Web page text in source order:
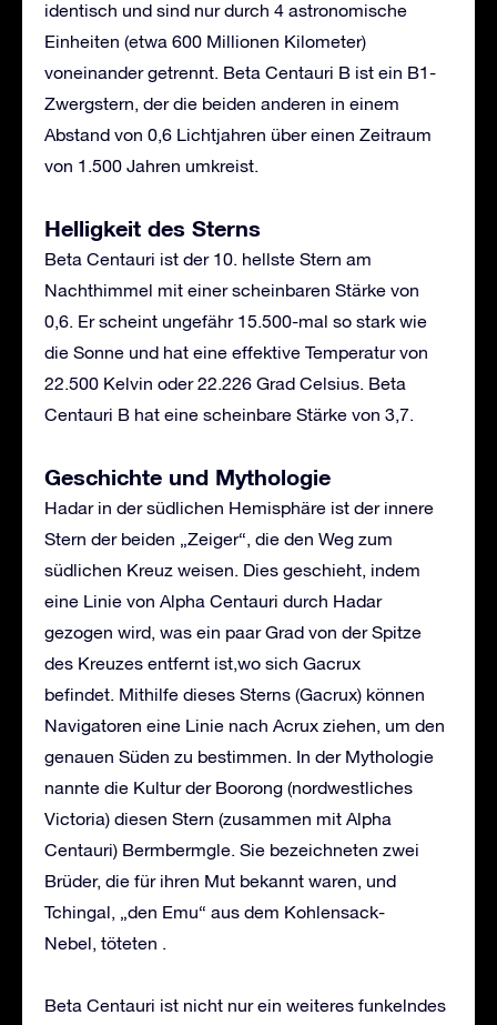
identisch und sind nur durch 4 astronomische
Einheiten (etwa 600 Millionen Kilometer)
voneinander getrennt. Beta Centauri B ist ein B1-
Zwergstern, der die beiden anderen in einem
Abstand von 0,6 Lichtjahren über einen Zeitraum
von 1.500 Jahren umkreist.
Helligkeit des Sterns
Beta Centauri ist der 10. hellste Stern am
Nachthimmel mit einer scheinbaren Stärke von
0,6. Er scheint ungefähr 15.500-mal so stark wie
die Sonne und hat eine effektive Temperatur von
22.500 Kelvin oder 22.226 Grad Celsius. Beta
Centauri B hat eine scheinbare Stärke von 3,7.
Geschichte und Mythologie
Hadar in der südlichen Hemisphäre ist der innere
Stern der beiden „Zeiger“, die den Weg zum
südlichen Kreuz weisen. Dies geschieht, indem
eine Linie von Alpha Centauri durch Hadar
gezogen wird, was ein paar Grad von der Spitze
des Kreuzes entfernt ist,wo sich Gacrux
befindet. Mithilfe dieses Sterns (Gacrux) können
Navigatoren eine Linie nach Acrux ziehen, um den
genauen Süden zu bestimmen. In der Mythologie
nannte die Kultur der Boorong (nordwestliches
Victoria) diesen Stern (zusammen mit Alpha
Centauri) Bermbermgle. Sie bezeichneten zwei
Brüder, die für ihren Mut bekannt waren, und
Tchingal, „den Emu“ aus dem Kohlensack-
Nebel, töteten .
Beta Centauri ist nicht nur ein weiteres funkelndes